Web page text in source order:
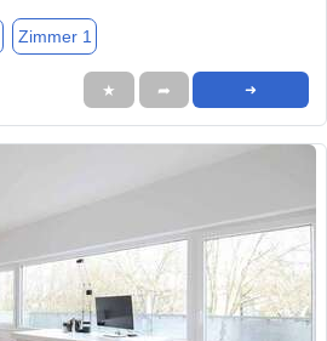
Zimmer 1
★ ➦ ➜